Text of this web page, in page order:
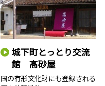
城下町とっとり交流
館 髙砂屋
国の有形文化財にも登録される